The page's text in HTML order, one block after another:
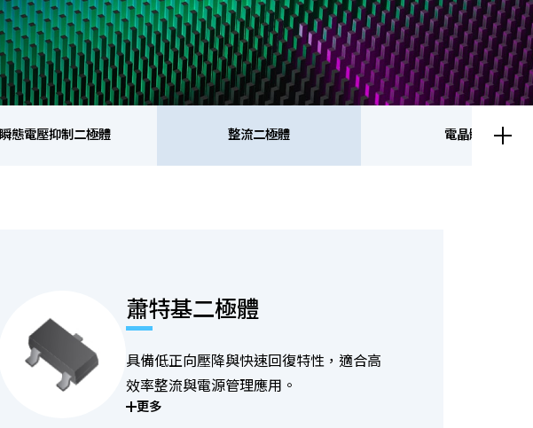
瞬態電壓抑制二極體 整流二極體 電晶體
蕭特基二極體
具備低正向壓降與快速回復特性，適合高
效率整流與電源管理應用。
更多